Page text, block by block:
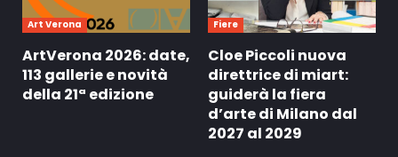
Art Verona
ArtVerona 2026: date,
113 gallerie e novità
della 21ª edizione
Fiere
Cloe Piccoli nuova
direttrice di miart:
guiderà la fiera
d’arte di Milano dal
2027 al 2029